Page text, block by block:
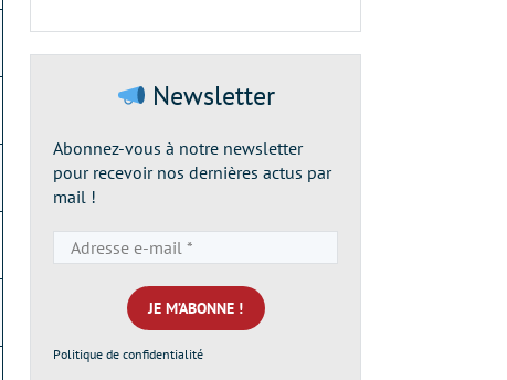
Newsletter
Abonnez-vous à notre newsletter
pour recevoir nos dernières actus par
mail !
e-
mail
*
Politique de confidentialité